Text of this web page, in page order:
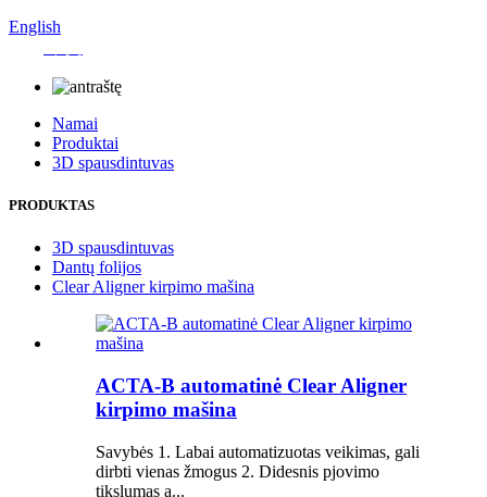
English
Namai
Produktai
3D spausdintuvas
PRODUKTAS
3D spausdintuvas
Dantų folijos
Clear Aligner kirpimo mašina
ACTA-B automatinė Clear Aligner
kirpimo mašina
Savybės 1. Labai automatizuotas veikimas, gali
dirbti vienas žmogus 2. Didesnis pjovimo
tikslumas a...